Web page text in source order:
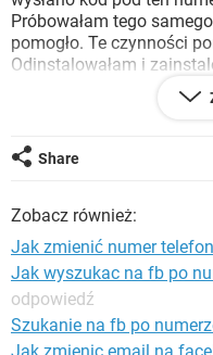
WINDOWS 10
Próbowałam tego
pomogło. Te czynności
Odinstalowałam i
się zalogowałam byłam
żadnych moich czatów,
facebooku oraz imię i
konto? Czy jest to w ogóle
Share
Zobacz również:
Jak zmienić numer
Jak wyszukac na fb po
odpowiedź
Szukanie na fb po